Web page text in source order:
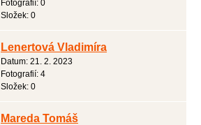
Fotografií: 0
Složek: 0
Lenertová Vladimíra
Datum: 21. 2. 2023
Fotografií: 4
Složek: 0
Mareda Tomáš